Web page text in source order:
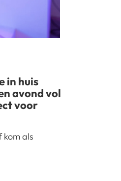
in huis
avond vol
voor
kom als